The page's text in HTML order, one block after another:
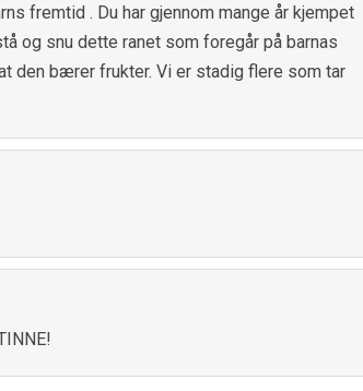
fremtid . Du har gjennom mange år kjempet
og snu dette ranet som foregår på barnas
den bærer frukter. Vi er stadig flere som tar